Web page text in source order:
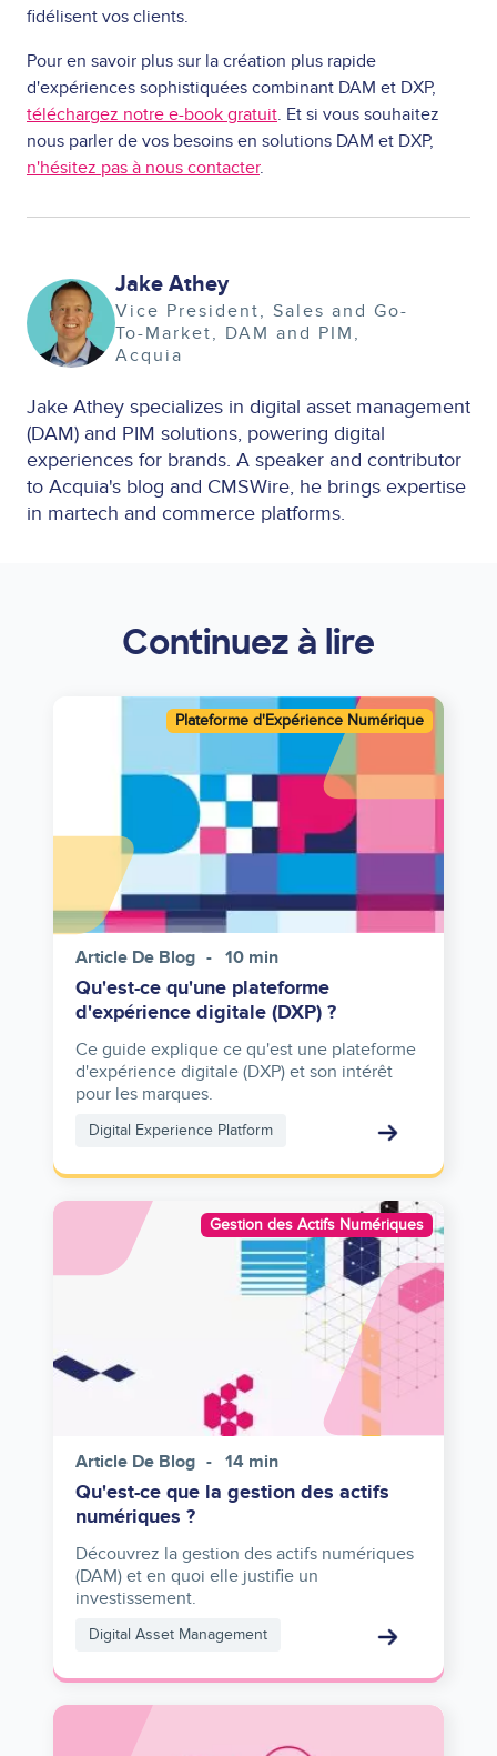
fidélisent vos clients.
Pour en savoir plus sur la création plus rapide
d'expériences sophistiquées combinant DAM et DXP,
téléchargez notre e-book gratuit. Et si vous souhaitez
nous parler de vos besoins en solutions DAM et DXP,
n'hésitez pas à nous contacter.
Image Jake Athey
Vice President, Sales and Go-
To-Market, DAM and PIM
Acquia
Jake Athey specializes in digital asset management
(DAM) and PIM solutions, powering digital
experiences for brands. A speaker and contributor
to Acquia's blog and CMSWire, he brings expertise
in martech and commerce platforms.
Continuez à lire
Article De Blog 10 min
Qu'est-ce qu'une plateforme
d'expérience digitale (DXP) ?
Ce guide explique ce qu'est une plateforme
d'expérience digitale (DXP) et son intérêt
pour les marques.
Digital Experience Platform
Plateforme d'Expérience Numérique
Image
Article De Blog 14 min
Qu'est-ce que la gestion des actifs
numériques ?
Découvrez la gestion des actifs numériques
(DAM) et en quoi elle justifie un
investissement.
Digital Asset Management
Gestion des Actifs Numériques
Image